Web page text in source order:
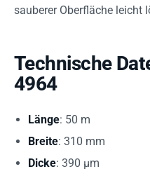
sauberer Oberfläche leicht
Technische
4964
Länge: 50 m
Breite: 310 mm
Dicke: 390 µm